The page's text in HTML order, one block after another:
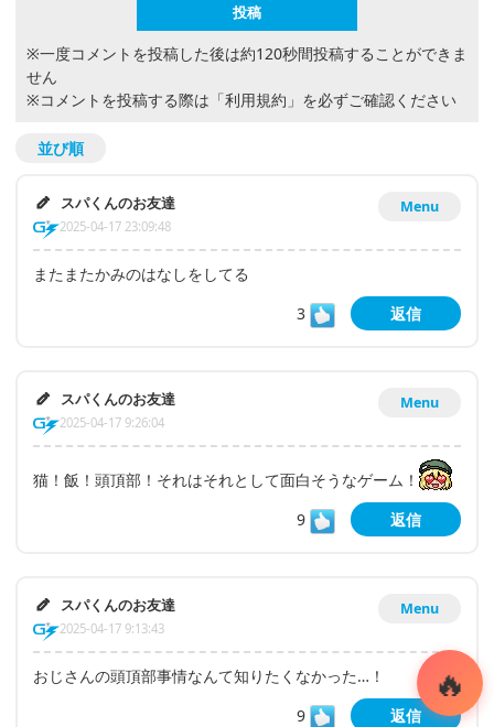
※一度コメントを投稿した後は約120秒間投稿することができま
せん
※コメントを投稿する際は 「利用規約」 を必ずご確認ください
並び順
Menu
スパくんのお友達
2025-04-17 23:09:48
またまたかみのはなしをしてる
3
返信
Menu
スパくんのお友達
2025-04-17 9:26:04
猫！飯！頭頂部！それはそれとして面白そうなゲーム！
9
返信
Menu
スパくんのお友達
2025-04-17 9:13:43
おじさんの頭頂部事情なんて知りたくなかった…！
9
返信